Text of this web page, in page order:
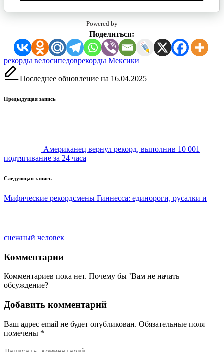
Powered by
Поделиться:
Метки:
рекорды велосипедоврекорды Мексики
Последнее обновление на 16.04.2025
Навигация
Предыдущая запись
Американец вернул рекорд, выполнив 10 001
подтягивание за 24 часа
Следующая запись
Мифические рекордсмены Гиннесса: единороги, русалки и
снежный человек
Комментарии
Комментариев пока нет. Почему бы ’Вам не начать
обсуждение?
Добавить комментарий
Ваш адрес email не будет опубликован. Обязательные поля
помечены *